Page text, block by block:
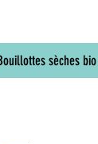
sèches bio